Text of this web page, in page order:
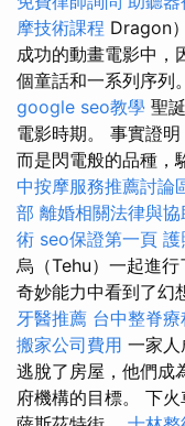
摩技術課程 Dragon
成功的動畫電影中，
個童話和一系列序列
google seo教學 聖
電影時期。 事實證
而是閃電般的品種，
中按摩服務推薦討論
部 離婚相關法律與協
術 seo保證第一頁 護
烏（Tehu）一起進
奇妙能力中看到了幻
牙醫推薦 台中整脊療
搬家公司費用 一家
逃脫了房屋，他們成
府機構的目標。 下